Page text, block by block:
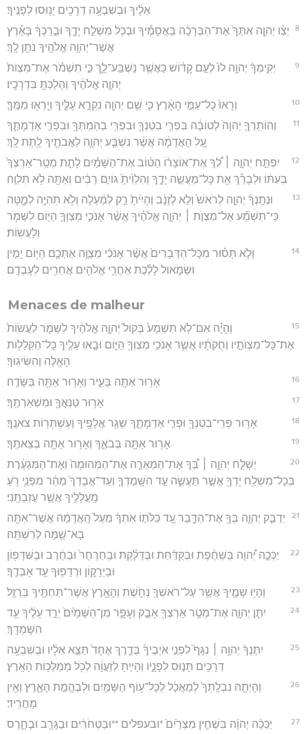
אֵלֶ֔יךָ וּבְשִׁבְעָ֥ה דְרָכִ֖ים יָנ֥וּסוּ לְפָנֶֽיךָ׃
8
יְצַ֨ו יְהוָ֤ה אִתְּךָ֙ אֶת־הַבְּרָכָ֔ה בַּאֲסָמֶ֕יךָ וּבְכֹ֖ל מִשְׁלַ֣ח יָדֶ֑ךָ וּבֵ֣רַכְךָ֔ בָּאָ֕רֶץ
אֲשֶׁר־יְהוָ֥ה אֱלֹהֶ֖יךָ נֹתֵ֥ן לָֽךְ׃
9
יְקִֽימְךָ֨ יְהוָ֥ה לוֹ֙ לְעַ֣ם קָד֔וֹשׁ כַּאֲשֶׁ֖ר נִֽשְׁבַּֽע־לָ֑ךְ כִּ֣י תִשְׁמֹ֗ר אֶת־מִצְוֺת֙
יְהוָ֣ה אֱלֹהֶ֔יךָ וְהָלַכְתָּ֖ בִּדְרָכָֽיו׃
10 וְרָאוּ֙ כָּל־עַמֵּ֣י הָאָ֔רֶץ כִּ֛י שֵׁ֥ם יְהוָ֖ה נִקְרָ֣א עָלֶ֑יךָ וְיָֽרְא֖וּ מִמֶּֽךָּ׃
11
וְהוֹתִֽרְךָ֤ יְהוָה֙ לְטוֹבָ֔ה בִּפְרִ֧י בִטְנְךָ֛ וּבִפְרִ֥י בְהַמְתְּךָ֖ וּבִפְרִ֣י אַדְמָתֶ֑ךָ
עַ֚ל הָאֲדָמָ֔ה אֲשֶׁ֨ר נִשְׁבַּ֧ע יְהוָ֛ה לַאֲבֹתֶ֖יךָ לָ֥תֶת לָֽךְ׃
12
יִפְתַּ֣ח יְהוָ֣ה ׀ לְ֠ךָ אֶת־אוֹצָר֨וֹ הַטּ֜וֹב אֶת־הַשָּׁמַ֗יִם לָתֵ֤ת מְטַֽר־אַרְצְךָ֙
בְּעִתּ֔וֹ וּלְבָרֵ֕ךְ אֵ֖ת כָּל־מַעֲשֵׂ֣ה יָדֶ֑ךָ וְהִלְוִ֙יתָ֙ גּוֹיִ֣ם רַבִּ֔ים וְאַתָּ֖ה לֹ֥א תִלְוֶֽה׃
13
וּנְתָֽנְךָ֨ יְהוָ֤ה לְרֹאשׁ֙ וְלֹ֣א לְזָנָ֔ב וְהָיִ֙יתָ֙ רַ֣ק לְמַ֔עְלָה וְלֹ֥א תִהְיֶ֖ה לְמָ֑טָּה
כִּֽי־תִשְׁמַ֞ע אֶל־מִצְוֺ֣ת ׀ יְהוָ֣ה אֱלֹהֶ֗יךָ אֲשֶׁ֨ר אָנֹכִ֧י מְצַוְּךָ֛ הַיּ֖וֹם לִשְׁמֹ֥ר
וְלַעֲשֽׂוֹת׃
14
וְלֹ֣א תָס֗וּר מִכָּל־הַדְּבָרִים֙ אֲשֶׁ֨ר אָנֹכִ֜י מְצַוֶּ֥ה אֶתְכֶ֛ם הַיּ֖וֹם יָמִ֣ין
וּשְׂמֹ֑אול לָלֶ֗כֶת אַחֲרֵ֛י אֱלֹהִ֥ים אֲחֵרִ֖ים לְעָבְדָֽם׃
Menaces de malheur
15
וְהָיָ֗ה אִם־לֹ֤א תִשְׁמַע֙ בְּקוֹל֙ יְהוָ֣ה אֱלֹהֶ֔יךָ לִשְׁמֹ֤ר לַעֲשׂוֹת֙
אֶת־כָּל־מִצְוֺתָ֣יו וְחֻקֹּתָ֔יו אֲשֶׁ֛ר אָנֹכִ֥י מְצַוְּךָ֖ הַיּ֑וֹם וּבָ֧אוּ עָלֶ֛יךָ כָּל־הַקְּלָל֥וֹת
הָאֵ֖לֶּה וְהִשִּׂיגֽוּךָ׃
16 אָר֥וּר אַתָּ֖ה בָּעִ֑יר וְאָר֥וּר אַתָּ֖ה בַּשָּׂדֶֽה׃
17 אָר֥וּר טַנְאֲךָ֖ וּמִשְׁאַרְתֶּֽךָ׃
18 אָר֥וּר פְּרִֽי־בִטְנְךָ֖ וּפְרִ֣י אַדְמָתֶ֑ךָ שְׁגַ֥ר אֲלָפֶ֖יךָ וְעַשְׁתְּר֥וֹת צֹאנֶֽךָ׃
19 אָר֥וּר אַתָּ֖ה בְּבֹאֶ֑ךָ וְאָר֥וּר אַתָּ֖ה בְּצֵאתֶֽךָ׃
20
יְשַׁלַּ֣ח יְהוָ֣ה ׀ בְּ֠ךָ אֶת־הַמְּאֵרָ֤ה אֶת־הַמְּהוּמָה֙ וְאֶת־הַמִּגְעֶ֔רֶת
בְּכָל־מִשְׁלַ֥ח יָדְךָ֖ אֲשֶׁ֣ר תַּעֲשֶׂ֑ה עַ֣ד הִשָּֽׁמֶדְךָ֤ וְעַד־אֲבָדְךָ֙ מַהֵ֔ר מִפְּנֵ֛י רֹ֥עַ
מַֽעֲלָלֶ֖יךָ אֲשֶׁ֥ר עֲזַבְתָּֽנִי׃
21
יַדְבֵּ֧ק יְהוָ֛ה בְּךָ֖ אֶת־הַדָּ֑בֶר עַ֚ד כַּלֹּת֣וֹ אֹֽתְךָ֔ מֵעַל֙ הָֽאֲדָמָ֔ה אֲשֶׁר־אַתָּ֥ה
בָא־שָׁ֖מָּה לְרִשְׁתָּֽהּ׃
22
יַכְּכָ֣ה יְ֠הוָה בַּשַּׁחֶ֨פֶת וּבַקַּדַּ֜חַת וּבַדַּלֶּ֗קֶת וּבַֽחַרְחֻר֙ וּבַחֶ֔רֶב וּבַשִּׁדָּפ֖וֹן
וּבַיֵּרָק֑וֹן וּרְדָפ֖וּךָ עַ֥ד אָבְדֶֽךָ׃
23 וְהָי֥וּ שָׁמֶ֛יךָ אֲשֶׁ֥ר עַל־רֹאשְׁךָ֖ נְחֹ֑שֶׁת וְהָאָ֥רֶץ אֲשֶׁר־תַּחְתֶּ֖יךָ בַּרְזֶֽל׃
24
יִתֵּ֧ן יְהוָ֛ה אֶת־מְטַ֥ר אַרְצְךָ֖ אָבָ֣ק וְעָפָ֑ר מִן־הַשָּׁמַ֙יִם֙ יֵרֵ֣ד עָלֶ֔יךָ עַ֖ד
הִשָּׁמְדָֽךְ׃
25
יִתֶּנְךָ֨ יְהוָ֥ה ׀ נִגָּף֮ לִפְנֵ֣י אֹיְבֶיךָ֒ בְּדֶ֤רֶךְ אֶחָד֙ תֵּצֵ֣א אֵלָ֔יו וּבְשִׁבְעָ֥ה
דְרָכִ֖ים תָּנ֣וּס לְפָנָ֑יו וְהָיִ֣יתָ לְזַעֲוָ֔ה לְכֹ֖ל מַמְלְכ֥וֹת הָאָֽרֶץ׃
26
וְהָיְתָ֤ה נִבְלָֽתְךָ֙ לְמַאֲכָ֔ל לְכָל־ע֥וֹף הַשָּׁמַ֖יִם וּלְבֶהֱמַ֣ת הָאָ֑רֶץ וְאֵ֖ין
מַחֲרִֽיד׃
27
יַכְּכָ֨ה יְהוָ֜ה בִּשְׁחִ֤ין מִצְרַ֙יִם֙ *ובעפלים **וּבַטְּחֹרִ֔ים וּבַגָּרָ֖ב וּבֶחָ֑רֶס